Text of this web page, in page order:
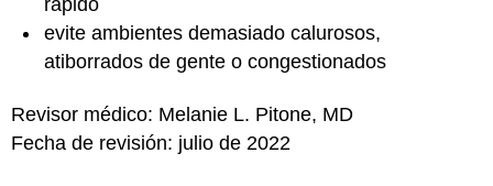
evite ambientes demasiado calurosos,
atiborrados de gente o congestionados
Revisor médico: Melanie L. Pitone, MD
Fecha de revisión: julio de 2022